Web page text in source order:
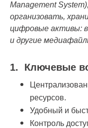
Management
организовать,
цифровые активы:
и другие
1. Ключевые
ресурсов.
Удобный и
Контроль